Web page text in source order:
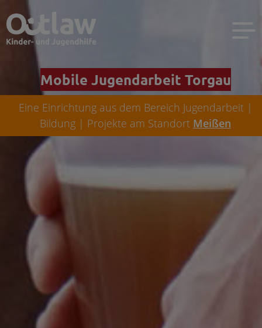
Mobile Jugendarbeit Torgau
Eine Einrichtung aus dem Bereich Jugendarbeit |
Bildung | Projekte am Standort Meißen